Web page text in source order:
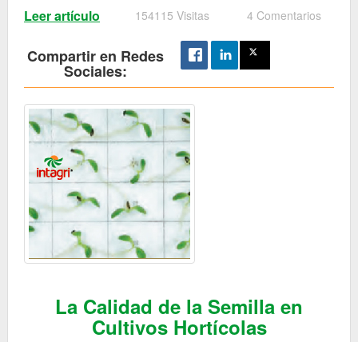
Leer artículo 154115 Visitas 4 Comentarios
Compartir en Redes
Sociales:
La Calidad de la Semilla en
Cultivos Hortícolas